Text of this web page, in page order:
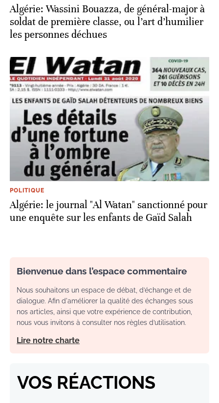
Algérie: Wassini Bouazza, de général-major à
soldat de première classe, ou l’art d’humilier
les personnes déchues
POLITIQUE
Algérie: le journal "Al Watan" sanctionné pour
une enquête sur les enfants de Gaïd Salah
Bienvenue dans l’espace commentaire
Nous souhaitons un espace de débat, d’échange et de
dialogue. Afin d'améliorer la qualité des échanges sous
nos articles, ainsi que votre expérience de contribution,
nous vous invitons à consulter nos règles d’utilisation.
Lire notre charte
VOS RÉACTIONS